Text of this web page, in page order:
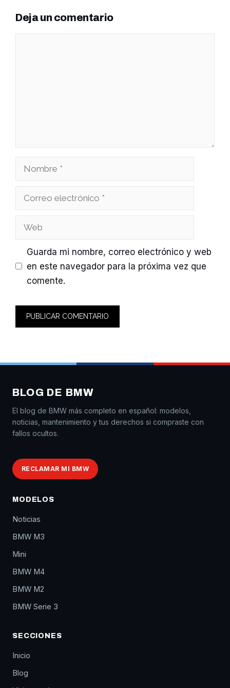
Deja un comentario
Nombre
Correo
Web
Guarda mi nombre, correo electrónico y web
en este navegador para la próxima vez que
comente.
BLOG DE BMW
El blog de BMW más completo en español: modelos,
noticias, mantenimiento y tus derechos si compraste con
fallos ocultos.
RECLAMAR MI BMW
MODELOS
Noticias
BMW M3
Mini
BMW M4
BMW M2
BMW Serie 3
SECCIONES
Inicio
Blog